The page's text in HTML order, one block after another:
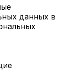
данных в